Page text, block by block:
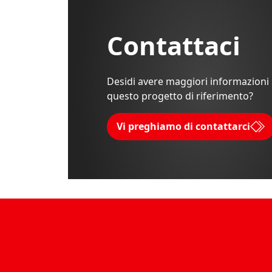
Contattaci
Desidi avere maggiori informazioni
questo progetto di riferimento?
Vi preghiamo di contattarci